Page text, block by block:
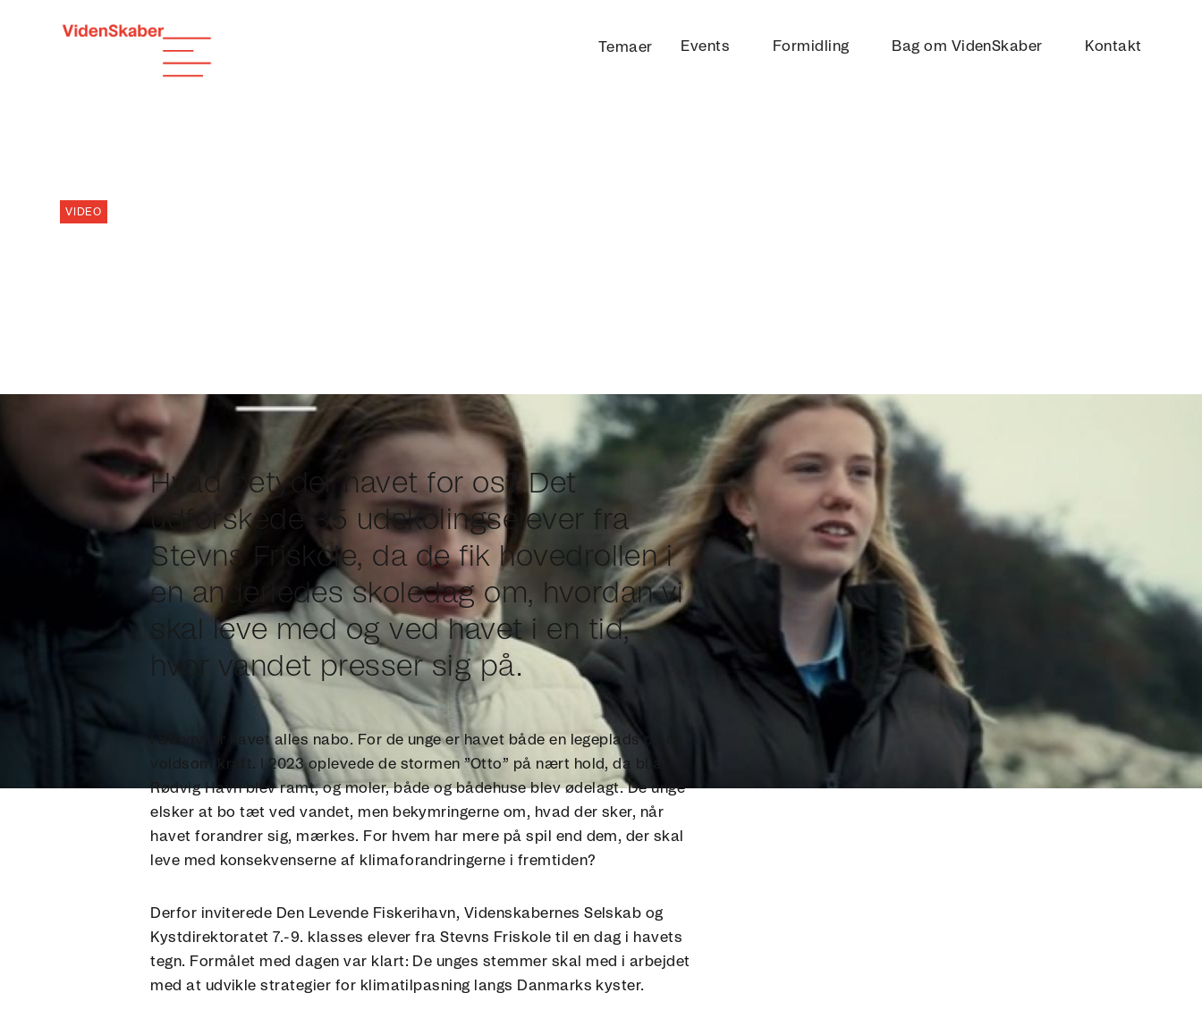
Temaer Events Formidling Bag om VidenSkaber Kontakt
VIDEO
Hvad betyder havet for os? Det
udforskede 35 udskolingselever fra
Stevns Friskole, da de fik hovedrollen i
en anderledes skoledag om, hvordan vi
skal leve med og ved havet i en tid,
hvor vandet presser sig på.
I Stevns er havet alles nabo. For de unge er havet både en legeplads og en
voldsom kraft. I 2023 oplevede de stormen ”Otto” på nært hold, da bl.a.
Rødvig Havn blev ramt, og moler, både og bådehuse blev ødelagt. De unge
elsker at bo tæt ved vandet, men bekymringerne om, hvad der sker, når
havet forandrer sig, mærkes. For hvem har mere på spil end dem, der skal
leve med konsekvenserne af klimaforandringerne i fremtiden?
Derfor inviterede Den Levende Fiskerihavn, Videnskabernes Selskab og
Kystdirektoratet 7.-9. klasses elever fra Stevns Friskole til en dag i havets
tegn. Formålet med dagen var klart: De unges stemmer skal med i arbejdet
med at udvikle strategier for klimatilpasning langs Danmarks kyster.